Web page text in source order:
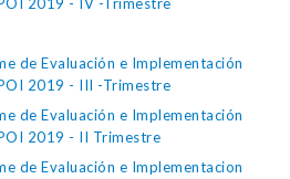
de Evaluación e Implementación
2019 - III -Trimestre
de Evaluación e Implementación
2019 - II Trimestre
de Evaluación e Implementacion